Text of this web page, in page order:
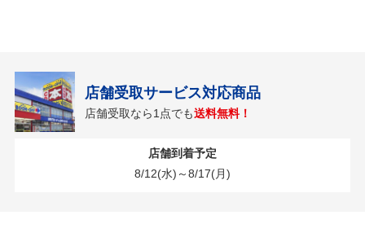
店舗受取サービス対応商品
店舗受取なら1点でも送料無料！
店舗到着予定
8/12(水)～8/17(月)